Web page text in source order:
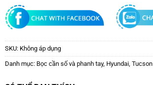
SKU: Không áp dụng
Danh mục: Bọc cần số và phanh tay, Hyundai, Tucson